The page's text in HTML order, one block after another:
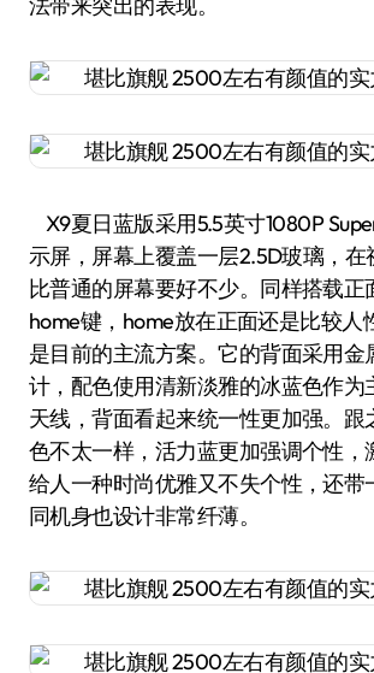
X9夏日蓝版采用5.5英寸1080P
示屏，屏幕上覆盖一层2.5D玻璃，在
比普通的屏幕要好不少。同样搭载正
home键，home放在正面还是比较人
是目前的主流方案。它的背面采用金
计，配色使用清新淡雅的冰蓝色作为
天线，背面看起来统一性更加强。跟
色不太一样，活力蓝更加强调个性，
给人一种时尚优雅又不失个性，还带
同机身也设计非常纤薄。